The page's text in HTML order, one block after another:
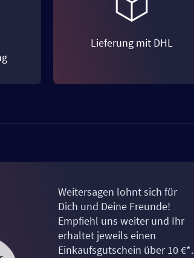
Lieferung mit DHL
Weitersagen lohnt sich für
Dich und Deine Freunde!
Empfiehl uns weiter und Ihr
erhaltet jeweils einen
Einkaufsgutschein über 10 €*.